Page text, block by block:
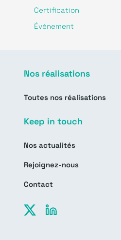
Certification
Événement
Nos réalisations
Toutes nos réalisations
Keep in touch
Nos actualités
Rejoignez-nous
Contact
X